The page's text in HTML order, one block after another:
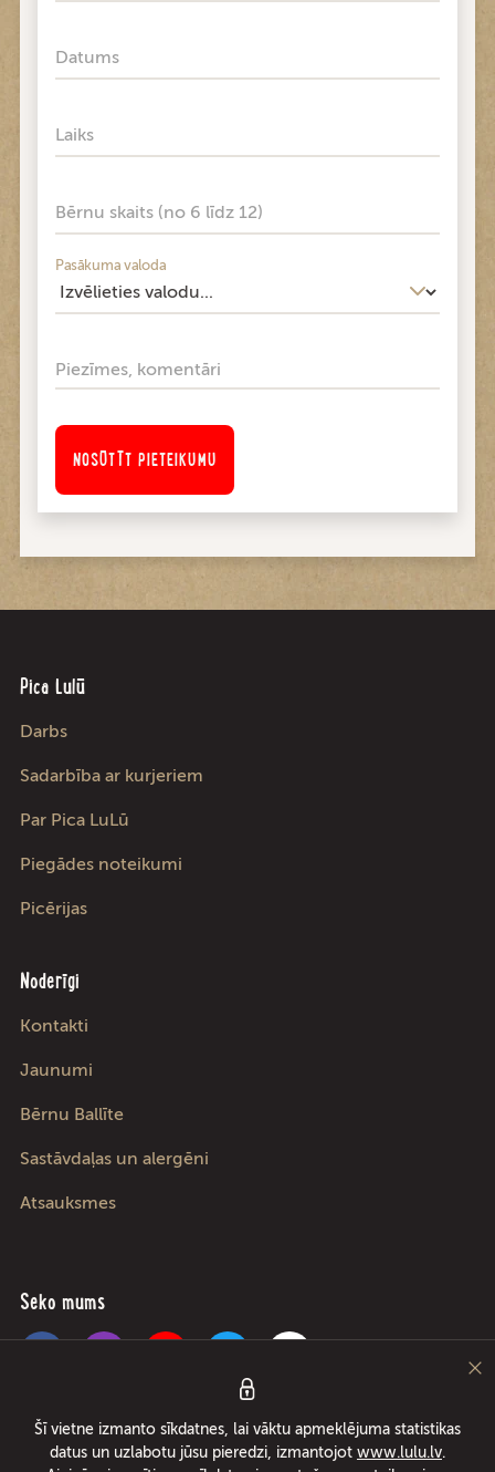
Datums
Laiks
Bērnu skaits (no 6 līdz 12)
Pasākuma valoda
Piezīmes, komentāri
NOSŪTĪT PIETEIKUMU
Pica Lulū
Darbs
Sadarbība ar kurjeriem
Par Pica LuLū
Piegādes noteikumi
Picērijas
Noderīgi
Kontakti
Jaunumi
Bērnu Ballīte
Sastāvdaļas un alergēni
Atsauksmes
Seko mums
Pica Lulū – labākā pica Rīgā, Jūrmalā, Ādažos un Ķekavā! Picu un ēdienu
piegāde 24/7 tikai 49 minūšu laikā vai pica par brīvu! Lielākais picu rullētājs
Šī vietne izmanto sīkdatnes, lai vāktu apmeklējuma statistikas
datus un uzlabotu jūsu pieredzi, izmantojot www.lulu.lv.